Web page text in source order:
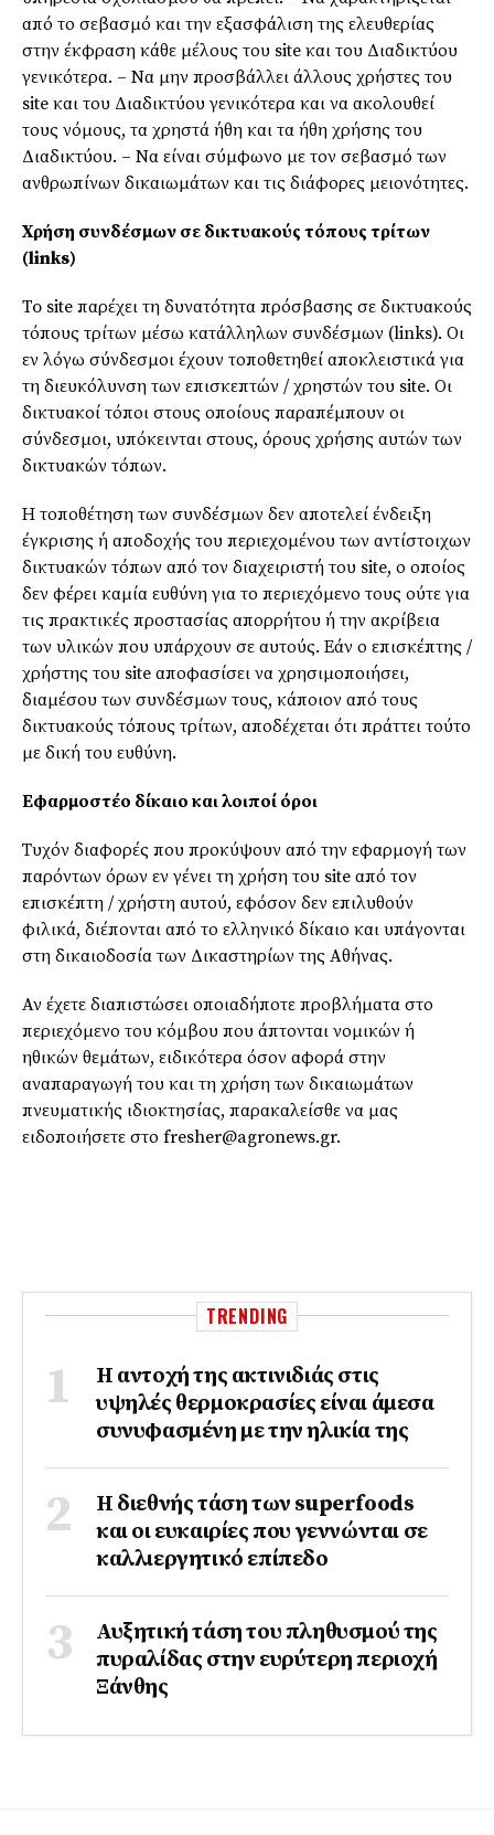
από το σεβασμό και την εξασφάλιση της ελευθερίας
στην έκφραση κάθε μέλους του site και του Διαδικτύου
γενικότερα. – Να μην προσβάλλει άλλους χρήστες του
site και του Διαδικτύου γενικότερα και να ακολουθεί
τους νόμους, τα χρηστά ήθη και τα ήθη χρήσης του
Διαδικτύου. – Να είναι σύμφωνο με τον σεβασμό των
ανθρωπίνων δικαιωμάτων και τις διάφορες μειονότητες.
Χρήση συνδέσμων σε δικτυακούς τόπους τρίτων
(links)
To site παρέχει τη δυνατότητα πρόσβασης σε δικτυακούς
τόπους τρίτων μέσω κατάλληλων συνδέσμων (links). Οι
εν λόγω σύνδεσμοι έχουν τοποθετηθεί αποκλειστικά για
τη διευκόλυνση των επισκεπτών / χρηστών του site. Οι
δικτυακοί τόποι στους οποίους παραπέμπουν οι
σύνδεσμοι, υπόκεινται στους, όρους χρήσης αυτών των
δικτυακών τόπων.
Η τοποθέτηση των συνδέσμων δεν αποτελεί ένδειξη
έγκρισης ή αποδοχής του περιεχομένου των αντίστοιχων
δικτυακών τόπων από τον διαχειριστή του site, ο οποίος
δεν φέρει καμία ευθύνη για το περιεχόμενο τους ούτε για
τις πρακτικές προστασίας απορρήτου ή την ακρίβεια
των υλικών που υπάρχουν σε αυτούς. Εάν ο επισκέπτης /
χρήστης του site αποφασίσει να χρησιμοποιήσει,
διαμέσου των συνδέσμων τους, κάποιον από τους
δικτυακούς τόπους τρίτων, αποδέχεται ότι πράττει τούτο
με δική του ευθύνη.
Εφαρμοστέο δίκαιο και λοιποί όροι
Τυχόν διαφορές που προκύψουν από την εφαρμογή των
παρόντων όρων εν γένει τη χρήση του site από τον
επισκέπτη / χρήστη αυτού, εφόσον δεν επιλυθούν
φιλικά, διέπονται από το ελληνικό δίκαιο και υπάγονται
στη δικαιοδοσία των Δικαστηρίων της Αθήνας.
Αν έχετε διαπιστώσει οποιαδήποτε προβλήματα στο
περιεχόμενο του κόμβου που άπτονται νομικών ή
ηθικών θεμάτων, ειδικότερα όσον αφορά στην
αναπαραγωγή του και τη χρήση των δικαιωμάτων
πνευματικής ιδιοκτησίας, παρακαλείσθε να μας
ειδοποιήσετε στο fresher@agronews.gr.
TRENDING
Η αντοχή της ακτινιδιάς στις
υψηλές θερμοκρασίες είναι άμεσα
συνυφασμένη με την ηλικία της
Η διεθνής τάση των superfoods
και οι ευκαιρίες που γεννώνται σε
καλλιεργητικό επίπεδο
Αυξητική τάση του πληθυσμού της
πυραλίδας στην ευρύτερη περιοχή
Ξάνθης